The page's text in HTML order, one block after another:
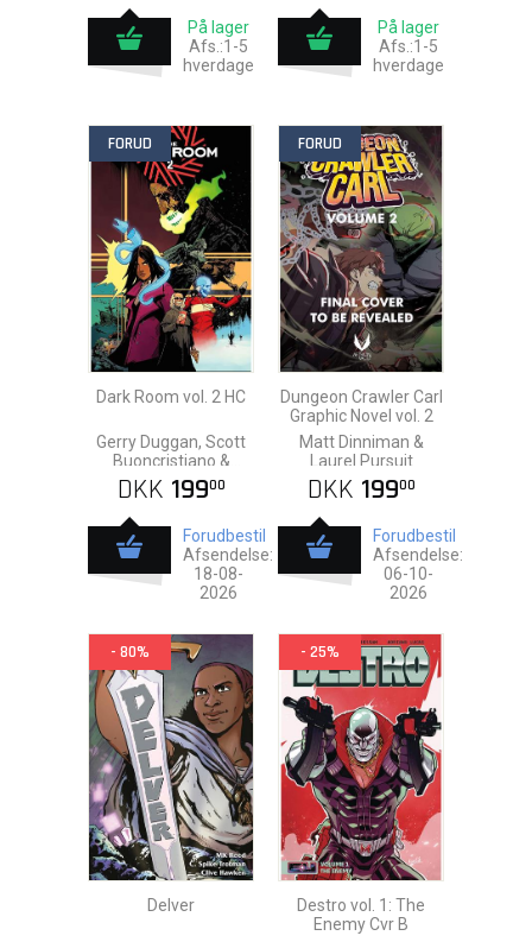
På lager
Afs.:1-5
hverdage
På lager
Afs.:1-5
hverdage
FORUD
Dark Room vol. 2 HC
Gerry Duggan, Scott
Buoncristiano &
Tamra Bonvillain
DKK 19900
Forudbestil
Afsendelse:
18-08-
2026
FORUD
Dungeon Crawler Carl
Graphic Novel vol. 2
Matt Dinniman &
Laurel Pursuit
DKK 19900
Forudbestil
Afsendelse:
06-10-
2026
- 80%
Delver
- 25%
Destro vol. 1: The
Enemy Cvr B